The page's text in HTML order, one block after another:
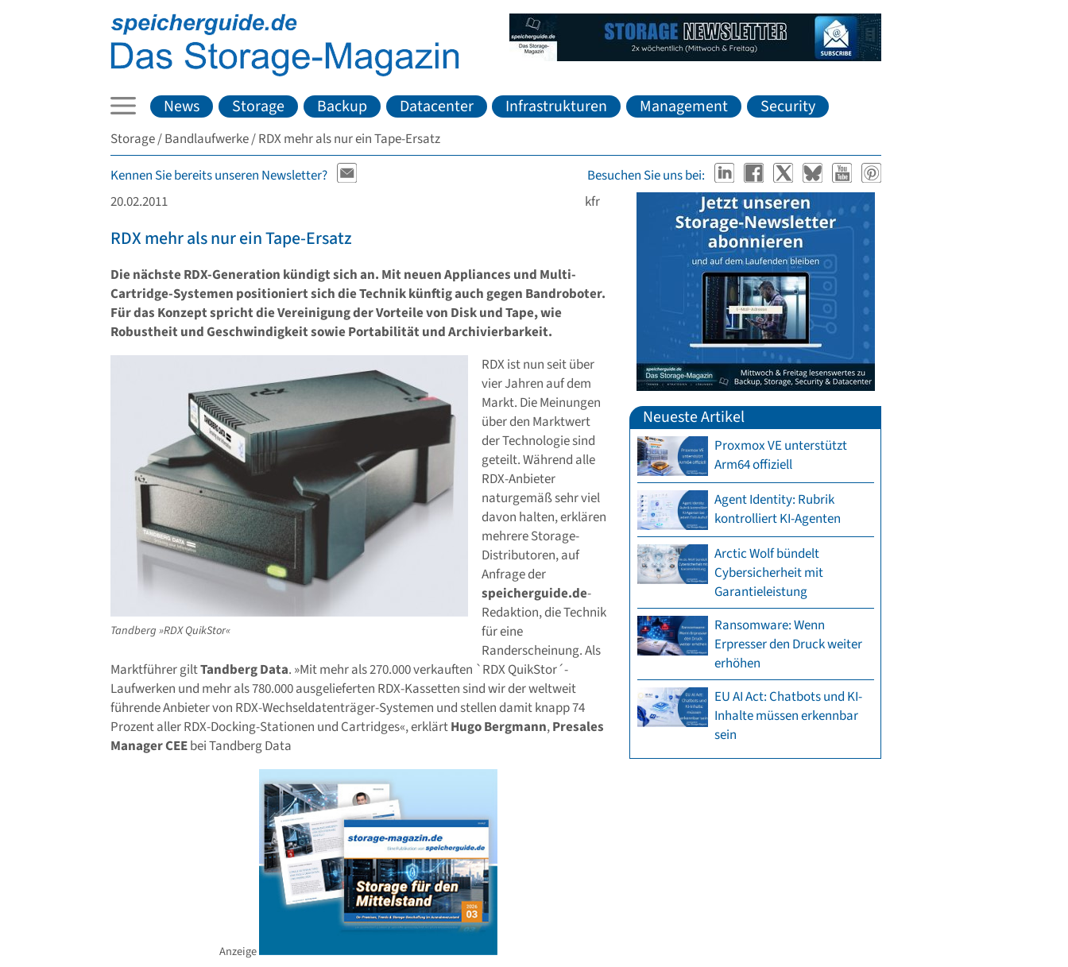
News Storage Backup Datacenter Infrastrukturen Management Security
Storage Bandlaufwerke RDX mehr als nur ein Tape-Ersatz
Kennen Sie bereits unseren Newsletter?
Besuchen Sie uns bei:
20.02.2011
kfr
RDX mehr als nur ein Tape-Ersatz
Die nächste RDX-Generation kündigt sich an. Mit neuen Appliances und Multi-
Cartridge-Systemen positioniert sich die Technik künftig auch gegen Bandroboter.
Für das Konzept spricht die Vereinigung der Vorteile von Disk und Tape, wie
Robustheit und Geschwindigkeit sowie Portabilität und Archivierbarkeit.
Tandberg »RDX QuikStor«
RDX ist nun seit über
vier Jahren auf dem
Markt. Die Meinungen
über den Marktwert
der Technologie sind
geteilt. Während alle
RDX-Anbieter
naturgemäß sehr viel
davon halten, erklären
mehrere Storage-
Distributoren, auf
Anfrage der
speicherguide.de-
Redaktion, die Technik
für eine
Randerscheinung. Als
Marktführer giltTandberg Data. »Mit mehr als 270.000 verkauften `RDX QuikStor´-
Laufwerken und mehr als 780.000 ausgelieferten RDX-Kassetten sind wir der weltweit
führende Anbieter von RDX-Wechseldatenträger-Systemen und stellen damit knapp 74
Prozent aller RDX-Docking-Stationen und Cartridges«, erklärtHugo Bergmann,Presales
Manager CEEbei Tandberg Data
Anzeige
Neueste Artikel
Proxmox VE unterstützt
Arm64 offiziell
Agent Identity: Rubrik
kontrolliert KI-Agenten
Arctic Wolf bündelt
Cybersicherheit mit
Garantieleistung
Ransomware: Wenn
Erpresser den Druck weiter
erhöhen
EU AI Act: Chatbots und KI-
Inhalte müssen erkennbar
sein